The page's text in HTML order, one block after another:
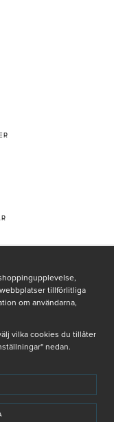
integritetspolicy
till våra nyhetsbrev.
tillförlitliga
om användarna,
vilka cookies du tillåter
nedan.